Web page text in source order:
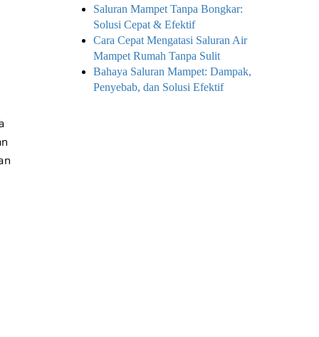
Saluran Mampet Tanpa Bongkar:
Solusi Cepat & Efektif
Cara Cepat Mengatasi Saluran Air
Mampet Rumah Tanpa Sulit
Bahaya Saluran Mampet: Dampak,
Penyebab, dan Solusi Efektif